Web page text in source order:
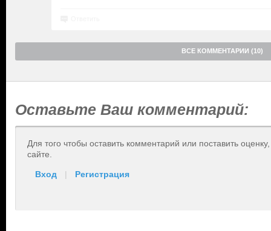
ВСЕ КОММЕНТАРИИ (10)
Оставьте Ваш комментарий:
Для того чтобы оставить комментарий или поставить
сайте.
Вход | Регистрация